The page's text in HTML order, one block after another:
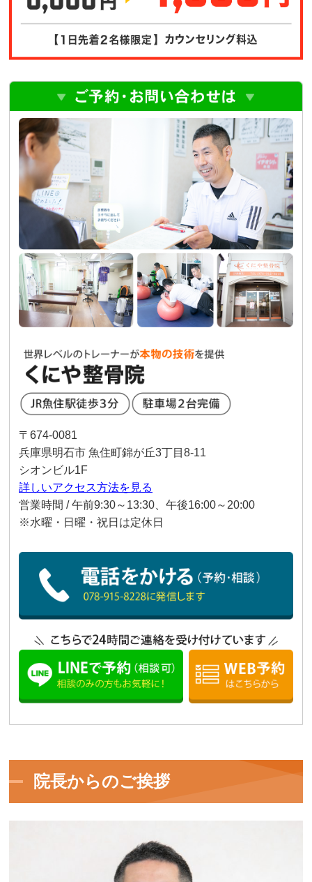
〒674-0081
兵庫県明石市 魚住町錦が丘3丁目8-11
シオンビル1F
詳しいアクセス方法を見る
営業時間 / 午前9:30～13:30、午後16:00～20:00
※水曜・日曜・祝日は定休日
院長からのご挨拶